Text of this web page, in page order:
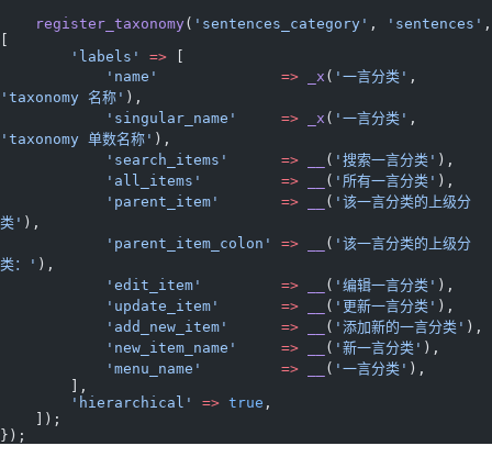
    register_taxonomy
( 'sentences_category' , 'sentences' ,
[
        'labels'
=> [
            'name'
              =>
_x ( '一言分类'
'taxonomy 名称' ),
            'singular_name'
     =>
_x ( '一言分类'
'taxonomy 单数名称' ),
            'search_items'
      =>
( '搜索一言分类' ),
            'all_items'
         =>
( '所有一言分类' ),
            'parent_item'
       =>
( '该一言分类的上级分
类' ),
            'parent_item_colon'
=> ( '该一言分类的上级分
类：' ),
            'edit_item'
         =>
( '编辑一言分类' ),
            'update_item'
       =>
( '更新一言分类' ),
            'add_new_item'
      =>
( '添加新的一言分类' ),
            'new_item_name'
     =>
( '新一言分类' ),
            'menu_name'
         =>
( '一言分类' ),
        ],
        'hierarchical'
=> true ,
    ]);
});